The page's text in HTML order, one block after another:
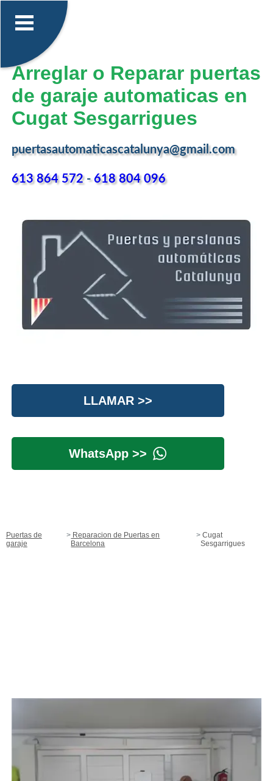
Arreglar o Reparar puertas
de garaje automaticas en
Cugat Sesgarrigues
puertasautomaticascatalunya@gmail.com
613 864 572-618 804 096
LLAMAR >>
WhatsApp >>
Puertas de
garaje
Reparacion de Puertas en
Barcelona
Cugat
Sesgarrigues